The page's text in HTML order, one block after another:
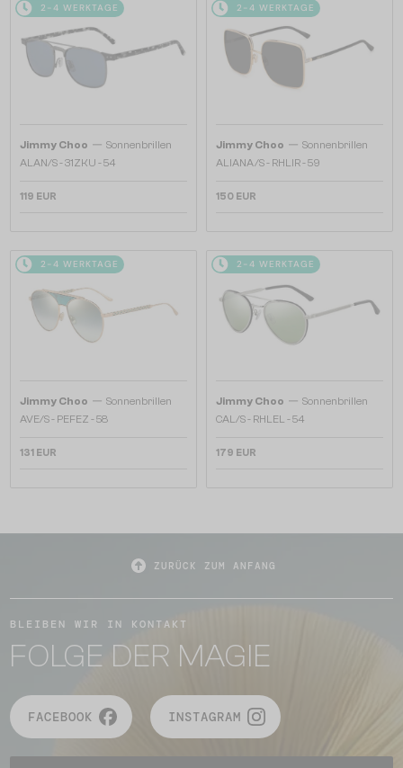
2-4 WERKTAGE
Jimmy Choo — Sonnenbrillen
ALAN/S - 31ZKU - 54
119 EUR
2-4 WERKTAGE
Jimmy Choo — Sonnenbrillen
ALIANA/S - RHLIR - 59
150 EUR
2-4 WERKTAGE
Jimmy Choo — Sonnenbrillen
AVE/S - PEFEZ - 58
131 EUR
2-4 WERKTAGE
Jimmy Choo — Sonnenbrillen
CAL/S - RHLEL - 54
179 EUR
ZURÜCK ZUM ANFANG
BLEIBEN WIR IN KONTAKT
FOLGE DER MAGIE
FACEBOOK INSTAGRAM